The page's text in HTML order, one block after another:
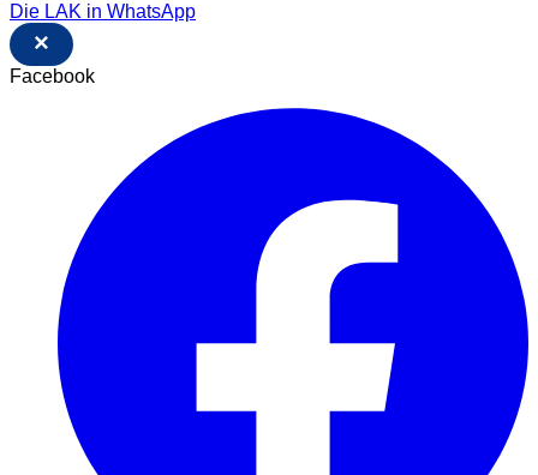
Die LAK in WhatsApp
×
Facebook